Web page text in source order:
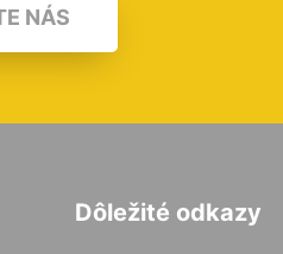
NÁS
Dôležité odkazy